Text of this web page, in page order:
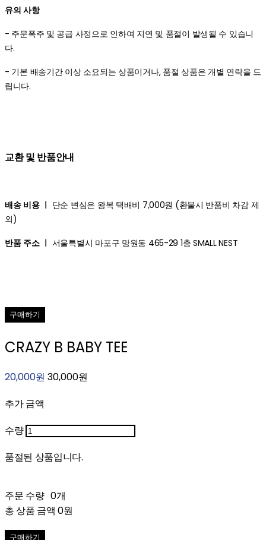
유의 사항
- 주문폭주 및 공급 사정으로 인하여 지연 및 품절이 발생될 수 있습니
다.
- 기본 배송기간 이상 소요되는 상품이거나, 품절 상품은 개별 연락을 드
립니다.
교환 및 반품안내
배송 비용 ㅣ 단순 변심은 왕복 택배비 7,000원 (환불시 반품비 차감 제
외)
반품 주소 ㅣ 서울특별시 마포구 망원동 465-29 1층 SMALL NEST
구매하기
CRAZY B BABY TEE
20,000원 30,000원
추가 금액
수량
품절된 상품입니다.
주문 수량 0개
총 상품 금액 0원
구매하기